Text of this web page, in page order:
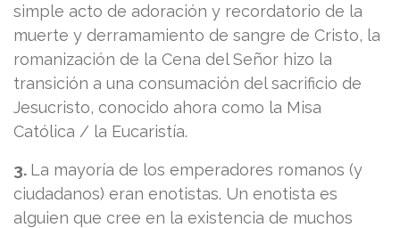
simple acto de adoración y recordatorio de la
muerte y derramamiento de sangre de Cristo, la
romanización de la Cena del Señor hizo la
transición a una consumación del sacrificio de
Jesucristo, conocido ahora como la Misa
Católica / la Eucaristía.
3. La mayoría de los emperadores romanos (y
ciudadanos) eran enotistas. Un enotista es
alguien que cree en la existencia de muchos